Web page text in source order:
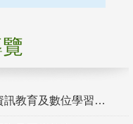
訊教育及數位學習